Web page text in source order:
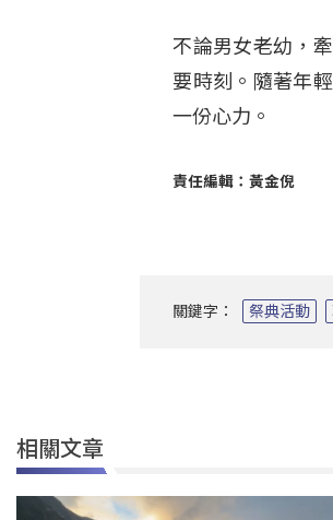
不論男女老幼，
要時刻。隨著年
一份心力。
責任編輯：黃金倪
關鍵字： 祭典活動
相關文章